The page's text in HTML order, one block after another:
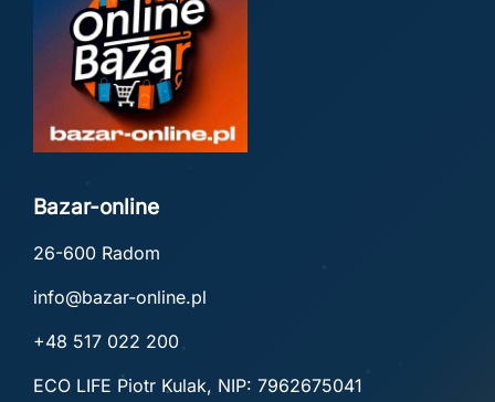
Bazar-online
26-600 Radom
info@bazar-online.pl
+48 517 022 200
ECO LIFE Piotr Kulak, NIP: 7962675041